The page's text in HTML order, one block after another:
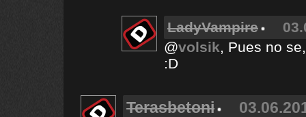
LadyVampire
@volsik, Pues no
:D
Terasbetoni